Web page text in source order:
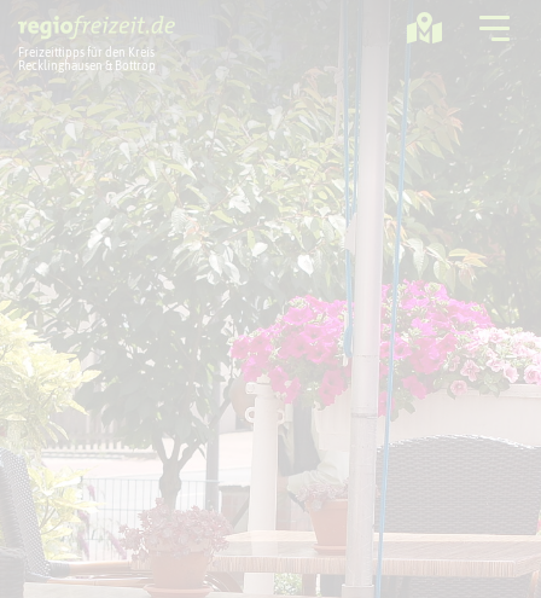
Freizeittipps für den Kreis
Recklinghausen & Bottrop
Ausflugstipps
Sport + Bewegung
Aktuelles
Freizeitregion